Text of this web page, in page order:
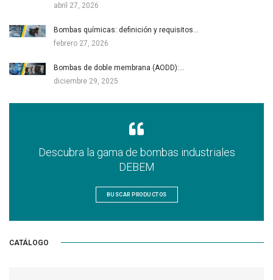
abril 27, 2026
Bombas químicas: definición y requisitos…
febrero 27, 2026
Bombas de doble membrana (AODD):…
diciembre 29, 2025
Descubra la gama de bombas industriales
DEBEM
BUSCAR PRODUCTOS
CATÁLOGO